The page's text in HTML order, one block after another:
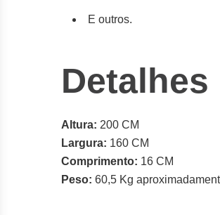
E outros.
Detalhes
Altura: 200 CM
Largura: 160 CM
Comprimento: 16 CM
Peso: 60,5 Kg